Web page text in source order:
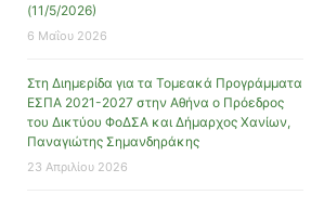
(11/5/2026)
6 Μαΐου 2026
Στη Διημερίδα για τα Τομεακά Προγράμματα
ΕΣΠΑ 2021-2027 στην Αθήνα ο Πρόεδρος
του Δικτύου ΦοΔΣΑ και Δήμαρχος Χανίων,
Παναγιώτης Σημανδηράκης
23 Απριλίου 2026